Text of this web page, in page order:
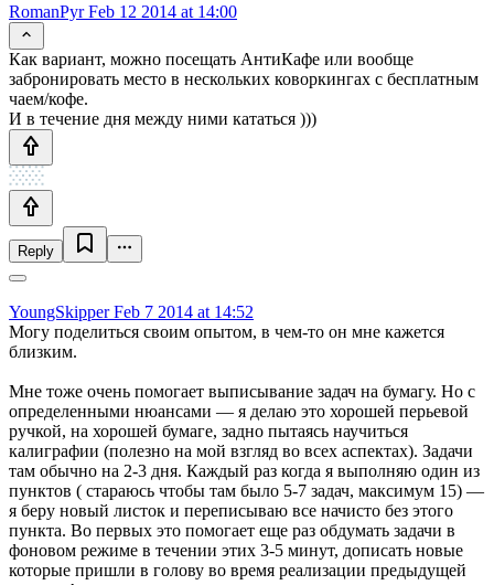
RomanPyrFeb 12 2014 at 14:00
Как вариант, можно посещать АнтиКафе или вообще
забронировать место в нескольких коворкингах с бесплатным
чаем/кофе.
И в течение дня между ними кататься )))
Reply
YoungSkipperFeb 7 2014 at 14:52
Могу поделиться своим опытом, в чем-то он мне кажется
близким.
Мне тоже очень помогает выписывание задач на бумагу. Но с
определенными нюансами — я делаю это хорошей перьевой
ручкой, на хорошей бумаге, задно пытаясь научиться
калиграфии (полезно на мой взгляд во всех аспектах). Задачи
там обычно на 2-3 дня. Каждый раз когда я выполняю один из
пунктов ( стараюсь чтобы там было 5-7 задач, максимум 15) —
я беру новый листок и переписываю все начисто без этого
пункта. Во первых это помогает еще раз обдумать задачи в
фоновом режиме в течении этих 3-5 минут, дописать новые
которые пришли в голову во время реализации предыдущей